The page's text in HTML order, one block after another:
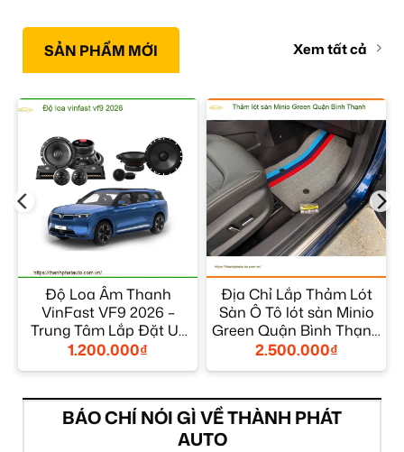
SẢN PHẨM MỚI Xem tất cả
Độ Loa Âm Thanh
VinFast VF9 2026 –
Trung Tâm Lắp Đặt Uy
Tín TPHCM
1.200.000₫
Địa Chỉ Lắp Thảm Lót
Sàn Ô Tô lót sàn Minio
Green Quận Bình Thạnh
– Giá Tốt TPHCM
2.500.000₫
BÁO CHÍ NÓI GÌ VỀ THÀNH PHÁT
AUTO